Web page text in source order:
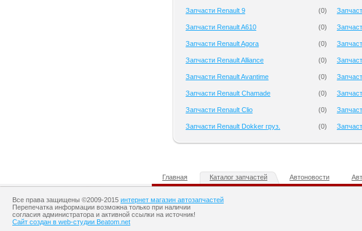
Запчасти Renault 9 (0)
Запчасти Renault A610 (0)
Запчасти Renault Agora (0)
Запчасти Renault Alliance (0)
Запчасти Renault Avantime (0)
Запчасти Renault Chamade (0)
Запчасти Renault Clio (0)
Запчасти Renault Dokker груз. (0)
Главная Каталог запчастей Автоновости
Все права защищены ©2009-2015 интернет магазин автозапчастей
Перепечатка информации возможна только при наличии
согласия администратора и активной ссылки на источник!
Сайт создан в web-студии Beatom.net